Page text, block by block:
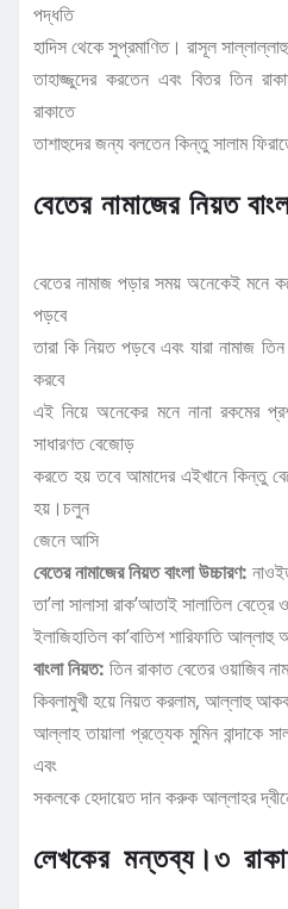
পদ্ধতি
হাদিস থেকে সুপ্রমাণিত। রাসূল
তাহাজ্জুদের করতেন এবং বিতর তিন
রাকাতে
তাশাহুদের জন্য বলতেন কিন্তু সালাম
বেতের নামাজের নিয়ত
বেতের নামাজ পড়ার সময় অনেকেই মনে
পড়বে
তারা কি নিয়ত পড়বে এবং যারা নামাজ
করবে
এই নিয়ে অনেকের মনে নানা রকমের
সাধারণত বেজোড়
করতে হয় তবে আমাদের এইখানে কিন্তু
হয়।চলুন
জেনে আসি
বেতের নামাজের নিয়ত বাংলা উচ্চারণ:
তা’লা সালাসা রাক’আতাই সালাতিল বেত্রে
ইলাজিহাতিল কা’বাতিশ শারিফাতি
বাংলা নিয়ত: তিন রাকাত বেতের ওয়াজিব
কিবলামুখী হয়ে নিয়ত করলাম, আল্লাহু
আল্লাহ তায়ালা প্রত্যেক মুমিন
এবং
সকলকে হেদায়েত দান করুক আল্লাহর
লেখকের মন্তব্য।৩